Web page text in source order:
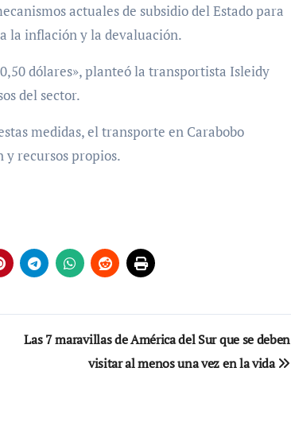
actuales de subsidio del Estado para
la inflación y la devaluación.
dólares», planteó la transportista Isleidy
del sector.
medidas, el transporte en Carabobo
recursos propios.
Las 7 maravillas de América del Sur que se deben
visitar al menos una vez en la vida